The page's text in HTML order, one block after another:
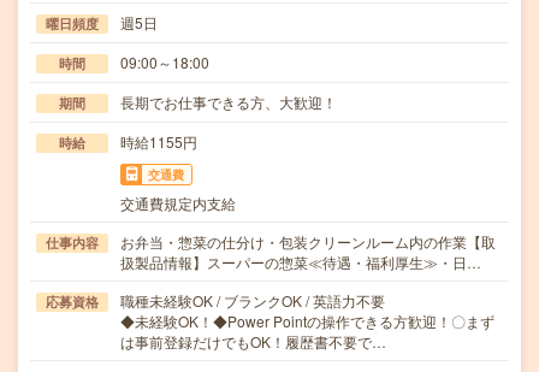
曜日頻度 週5日
時間 09:00～18:00
期間 長期でお仕事できる方、大歓迎！
時給 時給1155円
交通費
交通費規定内支給
仕事内容
お弁当・惣菜の仕分け・包装クリーンルーム内の作業【取
扱製品情報】スーパーの惣菜≪待遇・福利厚生≫・日…
応募資格
職種未経験OK / ブランクOK / 英語力不要
◆未経験OK！◆Power Pointの操作できる方歓迎！〇まず
は事前登録だけでもOK！履歴書不要で…